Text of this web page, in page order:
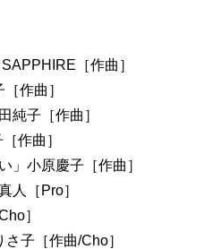
［作曲］
作曲］
純子［作曲］
作曲］
」小原慶子［作曲］
人［Pro］
］
子［作曲/Cho］